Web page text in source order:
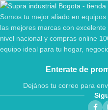
Somos tu mejor aliado en
las mejores marcas con
nivel nacional y compras online
equipo ideal para tu hogar,
Enterate de
Dejános tu correo para